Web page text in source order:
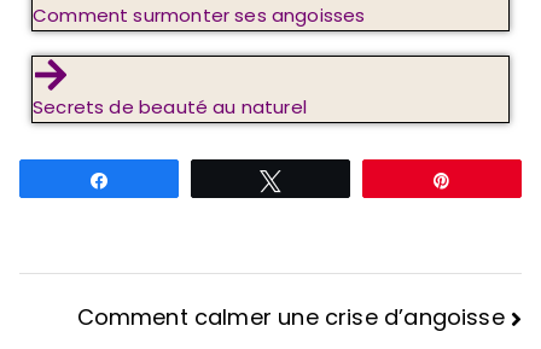
Comment surmonter ses angoisses
Secrets de beauté au naturel
Comment calmer une crise d’angoisse